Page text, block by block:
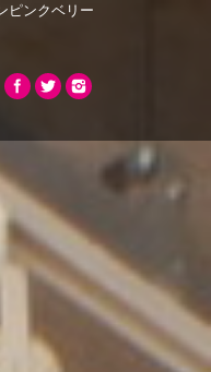
ピンクベリー